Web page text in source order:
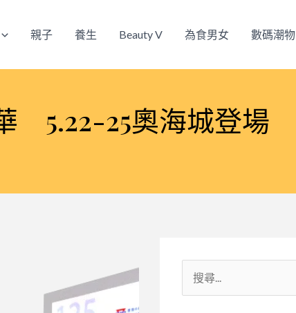
親子 養生 Beauty V 為食男女 數碼潮物
5.22-25奧海城登場
尋